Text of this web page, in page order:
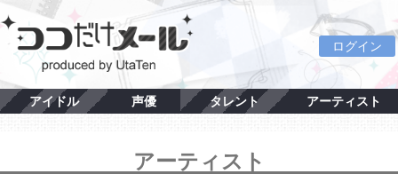
ログイン
アイドル 声優 タレント アーティスト
アーティスト